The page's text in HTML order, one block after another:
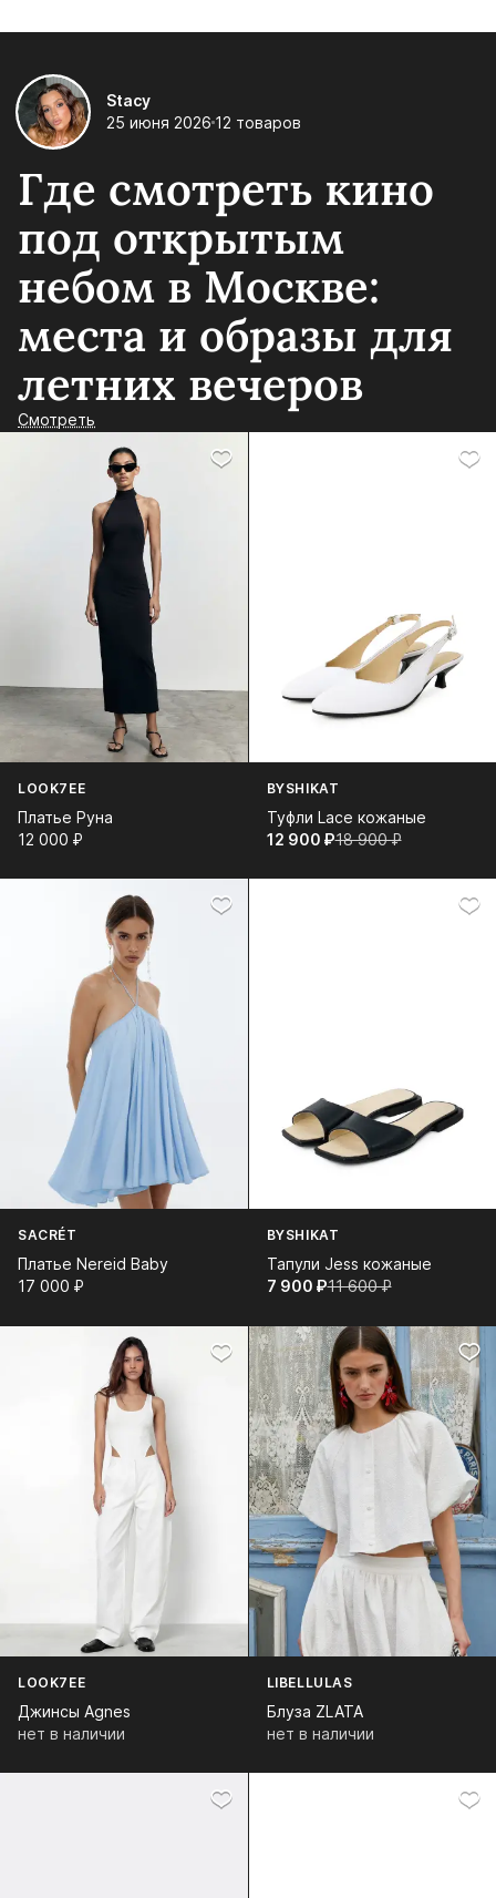
Stacy
25 июня 2026 12 товаров
Где смотреть кино
под открытым
небом в Москве:
места и образы для
летних вечеров
Смотреть
LOOK7EE
Платье Руна
12 000⁠ ⁠₽
BYSHIKAT
Туфли Lace кожаные
12 900⁠ ⁠₽18 900⁠ ⁠₽
SACRÉT
Платье Nereid Baby
17 000⁠ ⁠₽
BYSHIKAT
Тапули Jess кожаные
7 900⁠ ⁠₽11 600⁠ ⁠₽
LOOK7EE
Джинсы Agnes
нет в наличии
LIBELLULAS
Блуза ZLATA
нет в наличии